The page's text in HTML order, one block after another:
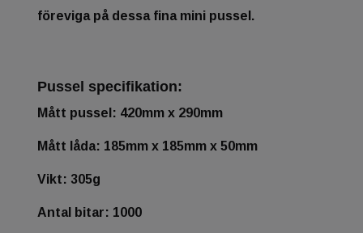
föreviga på dessa fina mini pussel.
Pussel specifikation:
Mått pussel: 420mm x 290mm
Mått låda: 185mm x 185mm x 50mm
Vikt: 305g
Antal bitar: 1000